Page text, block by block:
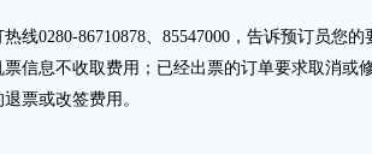
0280-86710878、85547000，告诉预订员您的
信息不收取费用；已经出票的订单要求取消或
票或改签费用。